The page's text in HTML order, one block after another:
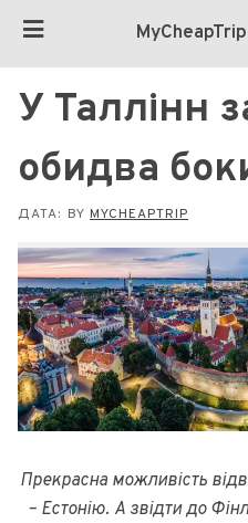
У Таллінн
обидва
ДАТА: BY MYCHEAPTRIP
Прекрасна можливість
– Естонію. А звідти до